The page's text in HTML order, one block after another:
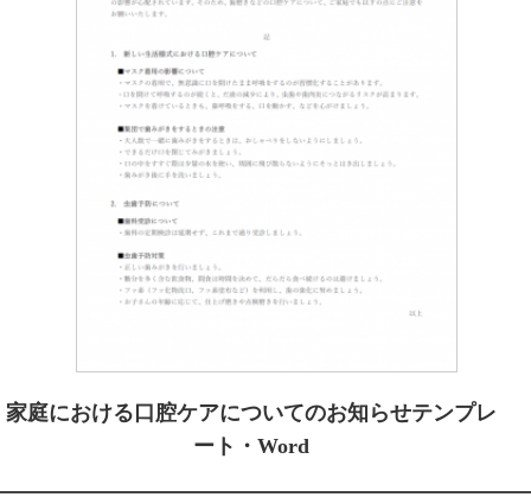
家庭における口腔ケアについてのお知らせテンプレ
ート・Word